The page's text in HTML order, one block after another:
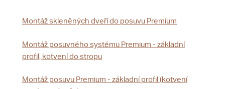
Montáž skleněných dveří do posuvu Premium
Montáž posuvného systému Premium - základní
profil, kotvení do stropu
Montáž posuvu Premium - základní profil (kotvení